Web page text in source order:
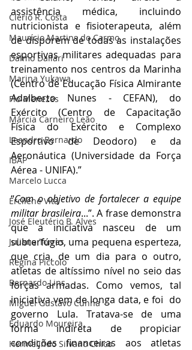
Clério R. Costa
Maurício Martins do Carmo
Dalmo Dallari
Marina Yukawa
Flo Menezes
Márcia Carneiro Leão
Leandro Bernardo
IBAP
Marcelo Lucca
Ercilene Vita
José Eleutério B. Alves
Juliana Torres
Regina Piccolo
Bernardo Lins
Miguel Gustavo Cunha
Eduardo Moureira
Hermelindo Silvano Chico
assistência médica, incluindo
nutricionista e fisioterapeuta, além
de disporem de todas as instalações
esportivas militares adequadas para
treinamento nos centros da Marinha
(Centro de Educação Física Almirante
Adalberto Nunes - CEFAN), do
Exército (Centro de Capacitação
Física do Exército e Complexo
Esportivo de Deodoro) e da
Aeronáutica (Universidade da Força
Aérea - UNIFA).”
“Com o objetivo de fortalecer a equipe
militar brasileira...”. A frase demonstra
que a iniciativa nasceu de um
subterfúgio, uma pequena esperteza,
que cria, de um dia para o outro,
atletas de altíssimo nível no seio das
forças armadas. Como vemos, tal
iniciativa vem de longa data, e foi  do
governo Lula. Tratava-se de uma
forma indireta de propiciar
condições financeiras aos atletas